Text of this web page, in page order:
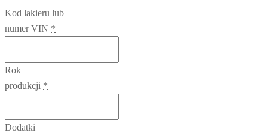
Kod lakieru lub
numer VIN *
Rok
produkcji *
Dodatki